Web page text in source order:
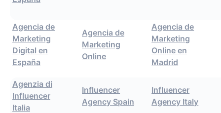
Agencia de
Marketing
Digital en
España
Agencia de
Marketing
Online
Agencia de
Marketing
Online en
Madrid
Agenzia di
Influencer
Italia
Influencer
Agency Spain
Influencer
Agency Italy